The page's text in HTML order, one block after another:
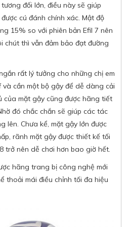
đối lớn, điều này sẽ giúp
cú đánh chính xác. Mật độ
15% so với phiên bản Efil 7 nên
chút thì vẫn đảm bảo đạt đường
rất lý tưởng cho những chị em
và cần một bộ gậy để dễ dàng cải
của mặt gậy cũng được hãng tiết
đó chắc chắn sẽ giúp các tác
Chưa kể, mặt gậy lớn được
rãnh mặt gậy được thiết kế tối
trở nên dễ chơi hơn bao giờ hết.
hãng trang bị công nghệ mới
thoải mái điều chỉnh tối đa hiệu